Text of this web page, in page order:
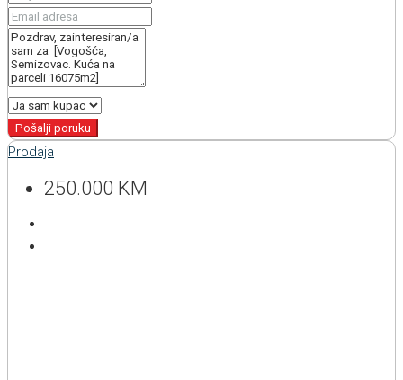
Pošalji poruku
Prodaja
250.000 KM